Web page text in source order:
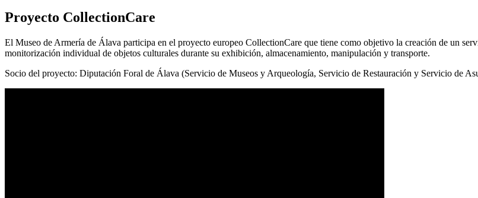
Proyecto CollectionCare
El Museo de Armería de Álava participa en el proyecto europeo CollectionCare que tiene como objetivo la creación de un
monitorización individual de objetos culturales durante su exhibición, almacenamiento, manipulación y transporte.
Socio del proyecto: Diputación Foral de Álava (Servicio de Museos y Arqueología, Servicio de Restauración y Servicio de